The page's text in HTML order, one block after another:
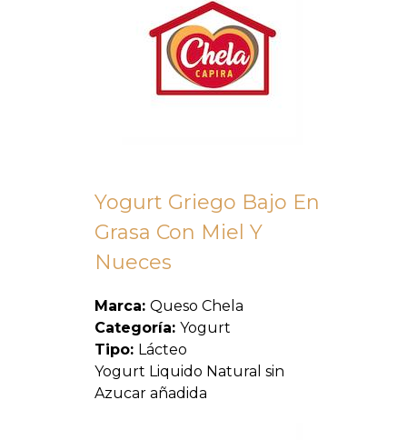
Yogurt Griego Bajo En
Grasa Con Miel Y
Nueces
Marca: Queso Chela
Categoría: Yogurt
Tipo: Lácteo
Yogurt Liquido Natural sin
Azucar añadida